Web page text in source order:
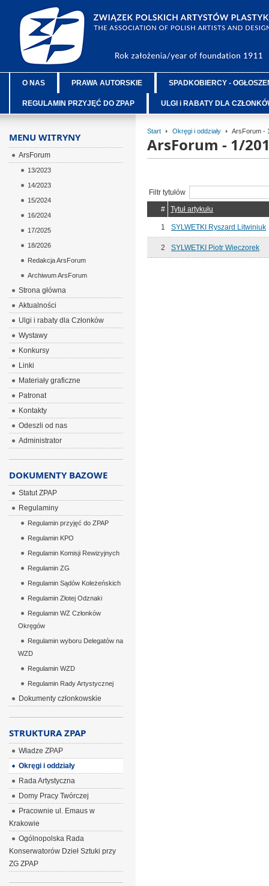
O NAS PRAWA AUTORSKIE SPADKOBIERCY -
REGULAMIN PRZYJĘĆ DO ZPAP ULGI i RABATY DLA
Start Okręgi i oddziały ArsForum -
ArsForum - 1/
Filtr tytułów
#
Tytuł artykułu
1 SYLWETKI Ryszard Litwiniuk
2 SYLWETKI Piotr Wieczorek
MENU WITRYNY
ArsForum
13/2023
14/2023
15/2024
16/2024
17/2025
18/2026
Redakcja ArsForum
Archiwum ArsForum
Strona główna
Aktualności
Ulgi i rabaty dla Członków
Wystawy
Konkursy
Linki
Materiały graficzne
Patronat
Kontakty
Odeszli od nas
Administrator
DOKUMENTY BAZOWE
Statut ZPAP
Regulaminy
Regulamin przyjęć do ZPAP
Regulamin KPO
Regulamin Komisji Rewizyjnych
Regulamin ZG
Regulamin Sądów Koleżeńskich
Regulamin Złotej Odznaki
Regulamin WZ Członków
Okręgów
Regulamin wyboru Delegatów na
WZD
Regulamin WZD
Regulamin Rady Artystycznej
Dokumenty członkowskie
STRUKTURA ZPAP
Władze ZPAP
Okręgi i oddziały
Rada Artystyczna
Domy Pracy Twórczej
Pracownie ul. Emaus w
Krakowie
Ogólnopolska Rada
Konserwatorów Dzieł Sztuki przy
ZG ZPAP